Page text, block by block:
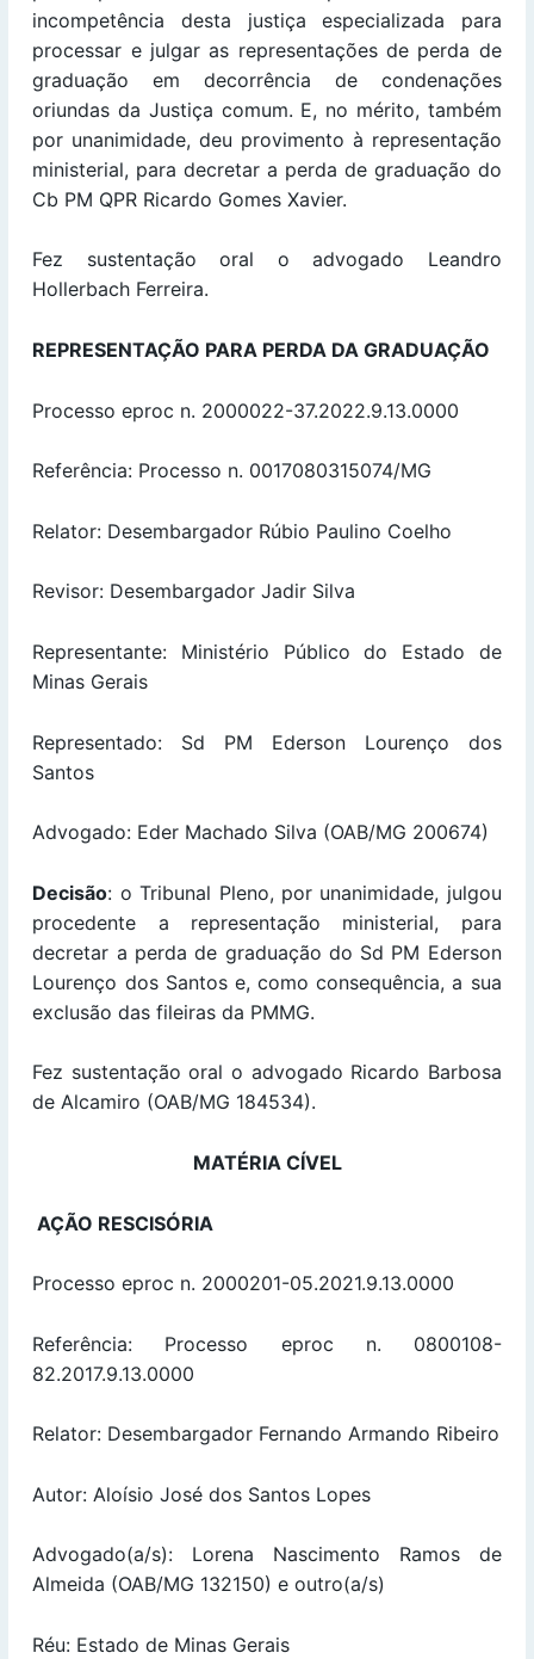
incompetência desta justiça especializada para
processar e julgar as representações de perda de
graduação em decorrência de condenações
oriundas da Justiça comum. E, no mérito, também
por unanimidade, deu provimento à representação
ministerial, para decretar a perda de graduação do
Cb PM QPR Ricardo Gomes Xavier.
Fez sustentação oral o advogado Leandro
Hollerbach Ferreira.
REPRESENTAÇÃO PARA PERDA DA GRADUAÇÃO
Processo eproc n. 2000022-37.2022.9.13.0000
Referência: Processo n. 0017080315074/MG
Relator: Desembargador Rúbio Paulino Coelho
Revisor: Desembargador Jadir Silva
Representante: Ministério Público do Estado de
Minas Gerais
Representado: Sd PM Ederson Lourenço dos
Santos
Advogado: Eder Machado Silva (OAB/MG 200674)
Decisão: o Tribunal Pleno, por unanimidade, julgou
procedente a representação ministerial, para
decretar a perda de graduação do Sd PM Ederson
Lourenço dos Santos e, como consequência, a sua
exclusão das fileiras da PMMG.
Fez sustentação oral o advogado Ricardo Barbosa
de Alcamiro (OAB/MG 184534).
MATÉRIA CÍVEL
AÇÃO RESCISÓRIA
Processo eproc n. 2000201-05.2021.9.13.0000
Referência: Processo eproc n. 0800108-
82.2017.9.13.0000
Relator: Desembargador Fernando Armando Ribeiro
Autor: Aloísio José dos Santos Lopes
Advogado(a/s): Lorena Nascimento Ramos de
Almeida (OAB/MG 132150) e outro(a/s)
Réu: Estado de Minas Gerais